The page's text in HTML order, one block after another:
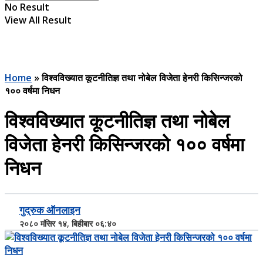
No Result
View All Result
Home »विश्वविख्यात कूटनीतिज्ञ तथा नोबेल विजेता हेनरी किसिन्जरको
१०० वर्षमा निधन
विश्वविख्यात कूटनीतिज्ञ तथा नोबेल
विजेता हेनरी किसिन्जरको १०० वर्षमा
निधन
गुद्रुक ऑनलाइन
२०८० मंसिर १४, बिहीबार ०६:४०